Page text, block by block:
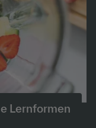
Lernformen